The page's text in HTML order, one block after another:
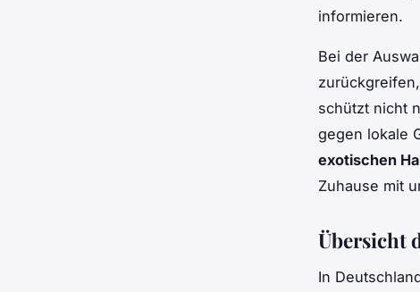
informieren.
Bei der
schützt nicht
gegen lokale
exotischen
Zuhause mit
Übersicht
In